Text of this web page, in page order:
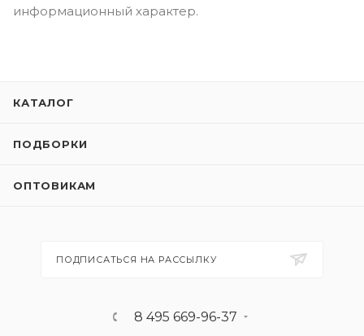
информационный характер.
КАТАЛОГ
ПОДБОРКИ
ОПТОВИКАМ
ПОДПИСАТЬСЯ НА РАССЫЛКУ
8 495 669-96-37